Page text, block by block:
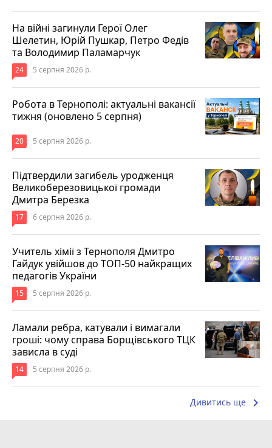
На війні загинули Герої Олег
Шелетин, Юрій Пушкар, Петро Федів
та Володимир Паламарчук
24 5 серпня 2026 р.
Робота в Тернополі: актуальні вакансії
тижня (оновлено 5 серпня)
20 5 серпня 2026 р.
Підтвердили загибель уродженця
Великоберезовицької громади
Дмитра Березка
17 6 серпня 2026 р.
Учитель хімії з Тернополя Дмитро
Гайдук увійшов до ТОП-50 найкращих
педагогів України
15 5 серпня 2026 р.
Ламали ребра, катували і вимагали
гроші: чому справа Борщівського ТЦК
зависла в суді
14 5 серпня 2026 р.
Дивитись ще keyboard_arrow_right